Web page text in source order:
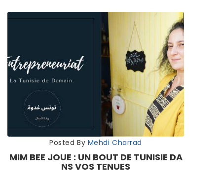
Posted By Mehdi Charrad
MIM BEE JOUE : UN BOUT DE TUNISIE DA
NS VOS TENUES